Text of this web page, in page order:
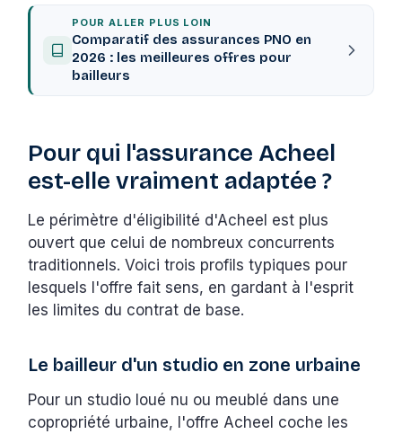
POUR ALLER PLUS LOIN
Comparatif des assurances PNO en
2026 : les meilleures offres pour
bailleurs
Pour qui l'assurance Acheel
est-elle vraiment adaptée ?
Le périmètre d'éligibilité d'Acheel est plus
ouvert que celui de nombreux concurrents
traditionnels. Voici trois profils typiques pour
lesquels l'offre fait sens, en gardant à l'esprit
les limites du contrat de base.
Le bailleur d'un studio en zone urbaine
Pour un studio loué nu ou meublé dans une
copropriété urbaine, l'offre Acheel coche les